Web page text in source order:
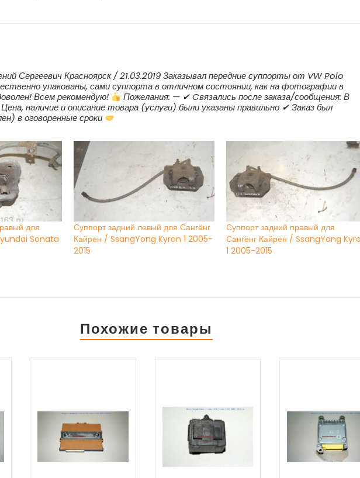
Сергеевич Красноярск / 21.03.2019 Заказывал передние суппорты от VW Polo
упакованы, сами суппорта в отличном состоянии, как на фотографии в
Всем рекомендую!
Пожелания: — ✔ Cвязались после заказа/сообщения: В
наличие и описание товара (услуги) были указаны правильно ✔ Заказ был
в оговоренные сроки
для
Sonata
Суппорт задний левый для Сангёнг
Кайрен / SsangYong Kyron 1 2005-
2015
Суппорт задний правый для
Сангёнг Кайрен / SsangYong
1 2005-2015
Похожие товары